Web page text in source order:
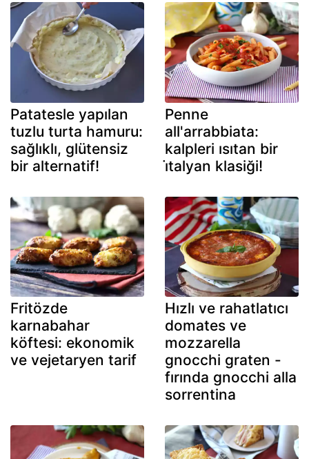
Patatesle yapılan
tuzlu turta hamuru:
sağlıklı, glütensiz
bir alternatif!
Penne
all'arrabbiata:
kalpleri ısıtan bir
i̇talyan klasiği!
Fritözde
karnabahar
köftesi: ekonomik
ve vejetaryen tarif
Hızlı ve rahatlatıcı
domates ve
mozzarella
gnocchi graten -
fırında gnocchi alla
sorrentina